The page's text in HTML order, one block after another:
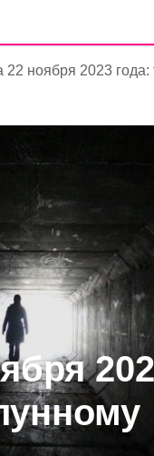
22 ноября 2023 года: